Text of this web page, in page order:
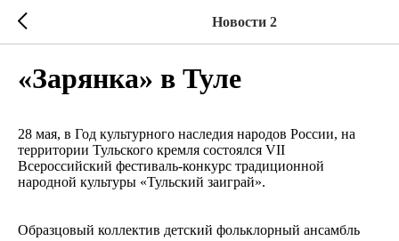
Новости 2
«Зарянка» в Туле
28 мая, в Год культурного наследия народов России, на
территории Тульского кремля состоялся VII
Всероссийский фестиваль-конкурс традиционной
народной культуры «Тульский заиграй».
Образцовый коллектив детский фольклорный ансамбль